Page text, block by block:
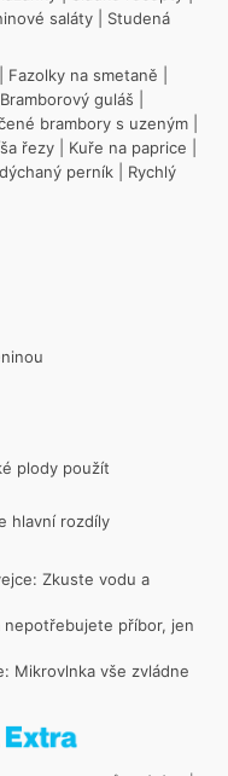
saláty
Studená
Fazolky na smetaně
Bramborový guláš
brambory s uzeným
řezy Kuře na paprice
perník
Rychlý
plody použít
hlavní rozdíly
Zkuste vodu a
nepotřebujete příbor, jen
Mikrovlnka vše zvládne